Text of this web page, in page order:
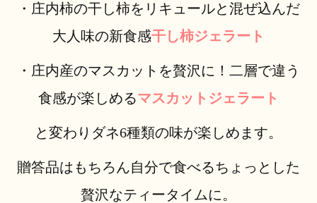
・庄内柿の干し柿をリキュールと混ぜ込んだ
大人味の新食感干し柿ジェラート
・庄内産のマスカットを贅沢に！二層で違う
食感が楽しめるマスカットジェラート
と変わりダネ6種類の味が楽しめます。
贈答品はもちろん自分で食べるちょっとした
贅沢なティータイムに。